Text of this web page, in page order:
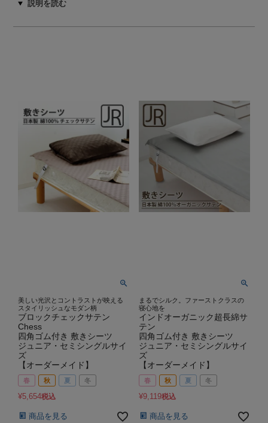
美しい光沢とコントラストが映える
スタイリッシュなモダン柄
ブロックチェックサテン
Chess
四角ゴム付き 敷きシーツ
ジュニア・セミシングルサイ
ズ
【オーダーメイド】
春 秋 夏 冬
¥5,654税込
商品を見る
まるでシルク。ファーストクラスの
寝心地を
インドオーガニック超長綿サ
テン
四角ゴム付き 敷きシーツ
ジュニア・セミシングルサイ
ズ
【オーダーメイド】
春 秋 夏 冬
¥9,119税込
商品を見る